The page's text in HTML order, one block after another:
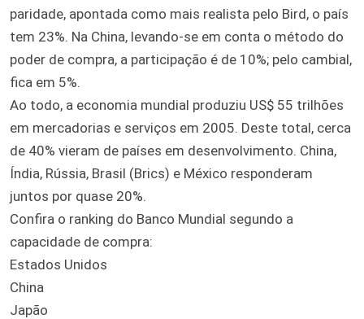
paridade, apontada como mais realista pelo Bird, o país
tem 23%. Na China, levando-se em conta o método do
poder de compra, a participação é de 10%; pelo cambial,
fica em 5%.
Ao todo, a economia mundial produziu US$ 55 trilhões
em mercadorias e serviços em 2005. Deste total, cerca
de 40% vieram de países em desenvolvimento. China,
Índia, Rússia, Brasil (Brics) e México responderam
juntos por quase 20%.
Confira o ranking do Banco Mundial segundo a
capacidade de compra:
Estados Unidos
China
Japão